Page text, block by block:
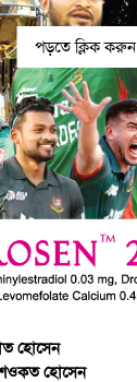
পড়তে ক্লিক করুন
হোসেন
হোসেন